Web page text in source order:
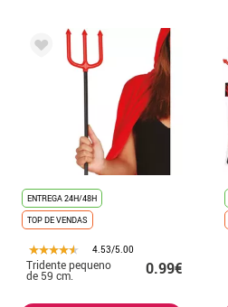
ENTREGA 24H/48H
TOP DE VENDAS
4.53/5.00
Tridente pequeno
de 59 cm. 0.99€